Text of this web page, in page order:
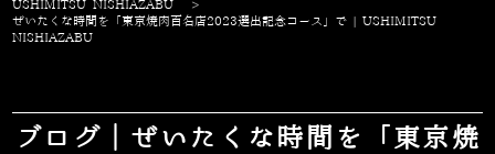
USHIMITSU NISHIAZABU
>
ぜいたくな時間を「東京焼肉百名店2023選出記念コース」で | USHIMITSU
NISHIAZABU
ブログ｜ぜいたくな時間を「東京焼